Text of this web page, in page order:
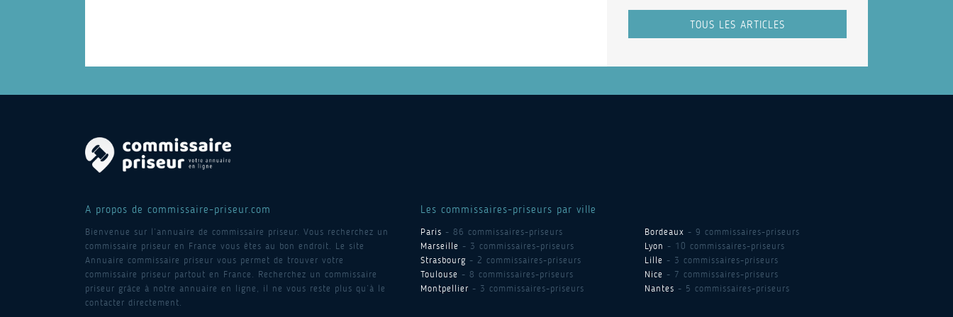
TOUS LES ARTICLES
A propos de commissaire-priseur.com
Bienvenue sur l’annuaire de commissaire priseur. Vous recherchez un
commissaire priseur en France vous êtes au bon endroit. Le site
Annuaire commissaire priseur vous permet de trouver votre
commissaire priseur partout en France. Recherchez un commissaire
priseur grâce à notre annuaire en ligne, il ne vous reste plus qu’à le
contacter directement.
Les commissaires-priseurs par ville
Paris - 86 commissaires-priseurs Bordeaux - 9 commissaires-priseurs
Marseille - 3 commissaires-priseurs Lyon - 10 commissaires-priseurs
Strasbourg - 2 commissaires-priseurs Lille - 3 commissaires-priseurs
Toulouse - 8 commissaires-priseurs Nice - 7 commissaires-priseurs
Montpellier - 3 commissaires-priseurs Nantes - 5 commissaires-priseurs